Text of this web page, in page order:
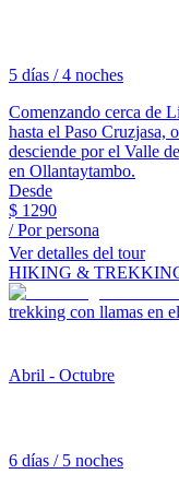
5 días / 4 noches
Comenzando cerca de
hasta el Paso Cruzjasa,
desciende por el Valle
en Ollantaytambo.
Desde
$ 1290
/ Por persona
Ver detalles del tour
HIKING &
trekking con llamas en
Abril - Octubre
6 días / 5 noches